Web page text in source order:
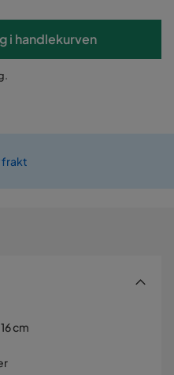
i handlekurven
frakt
cm